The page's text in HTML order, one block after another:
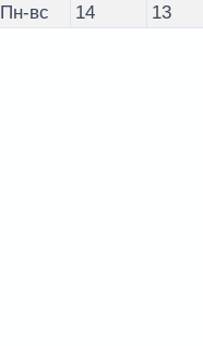
Пн-вс 14 13